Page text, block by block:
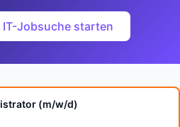
IT-Jobsuche starten
(m/w/d)